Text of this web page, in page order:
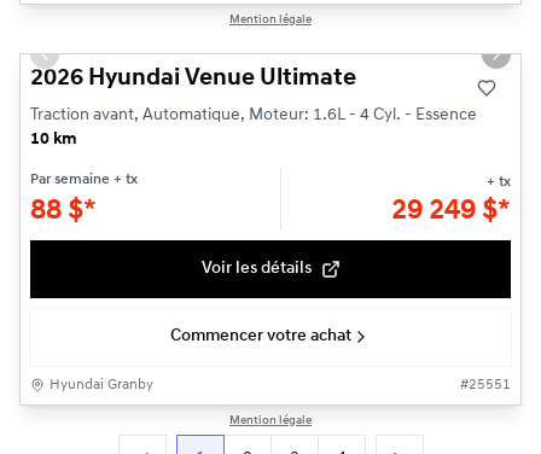
Mention légale
Previous slide Next
2026 Hyundai Venue Ultimate
Traction avant, Automatique, Moteur: 1.6L - 4 Cyl. - Essence
10 km
Par semaine + tx
88 $*
+ tx
29 249 $*
Voir les détails
Commencer votre achat
Hyundai Granby #25551
Mention légale